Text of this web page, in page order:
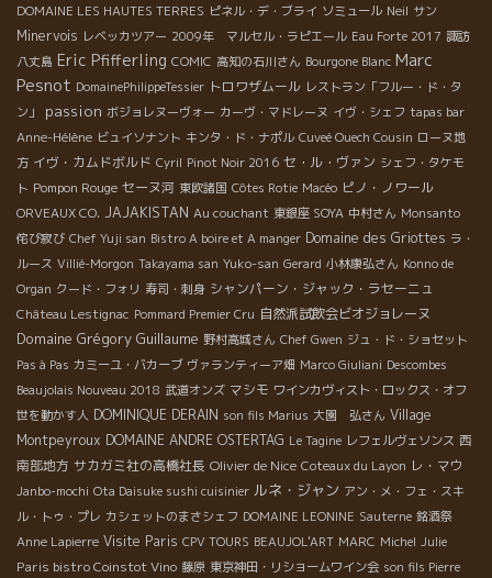
DOMAINE LES HAUTES TERRES ピネル・デ・ブライ ソミュール Neil サン
Minervois レベッカツアー 2009年 マルセル・ラピエール Eau Forte 2017 諏訪
八丈島 Eric Pfifferling COMIC 高知の石川さん Bourgone Blanc Marc
Pesnot DomainePhilippeTessier トロワザムール レストラン「フルー・ド・タ
ン」
passion ボジョレヌーヴォー カーヴ・マドレーヌ イヴ・シェフ tapas bar
Anne-Hélène ビュイソナント キンタ・ド・ナポル Cuveé Ouech Cousin ローヌ地
方 イヴ・カムドボルド Cyril Pinot Noir 2016 セ・ル・ヴァン シェフ・タケモ
ト Pompon Rouge セーヌ河 東欧諸国 Côtes Rotie Macéo ピノ・ノワール
ORVEAUX CO. JAJAKISTAN Au couchant 東銀座 SOYA 中村さん Monsanto
侘び寂び Chef Yuji san Bistro A boire et A manger Domaine des Griottes ラ・
ルース Villié-Morgon Takayama san Yuko-san Gerard 小林康弘さん Konno de
Organ クード・フォリ 寿司・刺身 シャンパーン・ジャック・ラセーニュ
Château Lestignac Pommard Premier Cru 自然派試飲会ビオジョレーヌ
Domaine Grégory Guillaume 野村高城さん Chef Gwen ジュ・ド・ショセット
Pas à Pas カミーユ・バカーブ ヴァランティーア畑 Marco Giuliani Descombes
Beaujolais Nouveau 2018 武道オンズ マシモ ワインカヴィスト・ロックス・オフ
世を動かす人 DOMINIQUE DERAIN son fils Marius 大園 弘さん Village
Montpeyroux DOMAINE ANDRE OSTERTAG Le Tagine レフェルヴェソンス 西
南部地方 サカガミ社の高橋社長 Olivier de Nice Coteaux du Layon レ・マウ
Janbo-mochi Ota Daisuke sushi cuisinier ルネ・ジャン アン・メ・フェ・スキ
ル・トゥ・プレ カシェットのまさシェフ DOMAINE LEONINE Sauterne 銘酒祭
Anne Lapierre Visite Paris CPV TOURS BEAUJOL'ART MARC Michel Julie
Paris bistro Coinstot Vino 藤原 東京神田・リショームワイン会 son fils Pierre